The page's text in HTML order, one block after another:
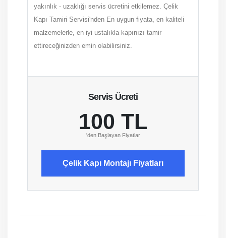
yakınlık - uzaklığı servis ücretini etkilemez. Çelik
Kapı Tamiri Servisi'nden En uygun fiyata, en kaliteli
malzemelerle, en iyi ustalıkla kapınızı tamir
ettireceğinizden emin olabilirsiniz.
Servis Ücreti
100 TL
'den Başlayan Fiyatlar
Çelik Kapı Montajı Fiyatları